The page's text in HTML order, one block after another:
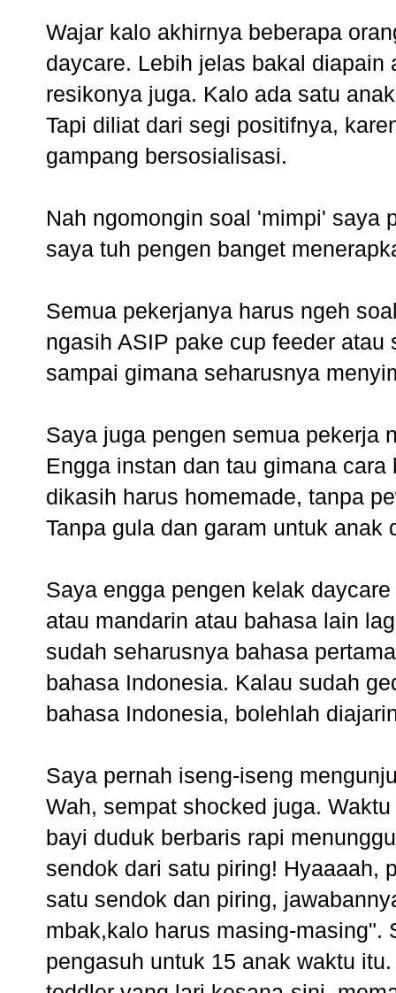
Wajar kalo akhirnya beberapa
daycare. Lebih jelas bakal
resikonya juga. Kalo ada satu
Tapi diliat dari segi positifnya,
gampang bersosialisasi.
Nah ngomongin soal 'mimpi' saya
saya tuh pengen banget
Semua pekerjanya harus ngeh
ngasih ASIP pake cup feeder
sampai gimana seharusnya
Saya juga pengen semua pekerja
Engga instan dan tau gimana
dikasih harus homemade, tanpa
Tanpa gula dan garam untuk anak
Saya engga pengen kelak
atau mandarin atau bahasa lain
sudah seharusnya bahasa
bahasa Indonesia. Kalau sudah
bahasa Indonesia, bolehlah
Saya pernah iseng-iseng
Wah, sempat shocked juga.
bayi duduk berbaris rapi
sendok dari satu piring! Hyaaaah,
satu sendok dan piring,
mbak,kalo harus masing-masing".
pengasuh untuk 15 anak waktu